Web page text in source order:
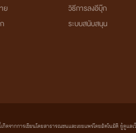
ย
วิธีการลงอีบุ๊ก
ระบบสนับสนุน
กิดจากการเขียนโดยสาธารณชนและเผยแพร่โดยอัตโนมัติ ผู้ดู